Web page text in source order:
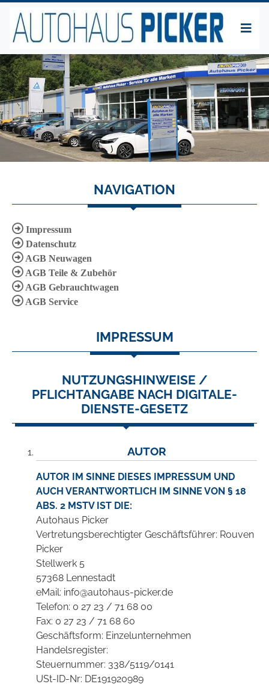
NAVIGATION
Impressum
Datenschutz
AGB Neuwagen
AGB Teile & Zubehör
AGB Gebrauchtwagen
AGB Service
IMPRESSUM
NUTZUNGSHINWEISE /
PFLICHTANGABE NACH DIGITALE-
DIENSTE-GESETZ
AUTOR
AUTOR IM SINNE DIESES IMPRESSUM UND
AUCH VERANTWORTLICH IM SINNE VON § 18
ABS. 2 MSTV IST DIE:
Autohaus Picker
Vertretungsberechtigter Geschäftsführer: Rouven
Picker
Stellwerk 5
57368 Lennestadt
eMail: info@autohaus-picker.de
Telefon: 0 27 23 / 71 68 00
Fax: 0 27 23 / 71 68 60
Geschäftsform: Einzelunternehmen
Handelsregister:
Steuernummer: 338/5119/0141
USt-ID-Nr: DE191920989